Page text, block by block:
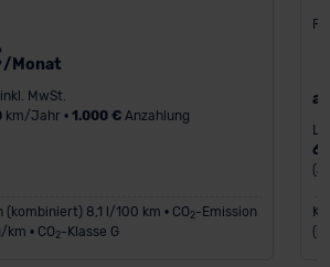
/Monat
MwSt.
km/Jahr • 1.000 €Anzahlung
8,1 l/100 km • CO 2-Emission
• CO 2-Klasse G
60